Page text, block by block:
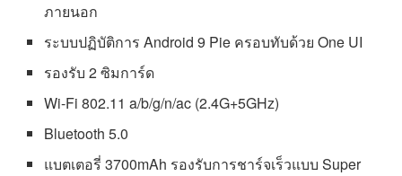
ภายนอก
ระบบปฏิบัติการ Android 9 Pie ครอบทับด้วย One UI
รองรับ 2 ซิมการ์ด
Wi-Fi 802.11 a/b/g/n/ac (2.4G+5GHz)
Bluetooth 5.0
แบตเตอรี่ 3700mAh รองรับการชาร์จเร็วแบบ Super